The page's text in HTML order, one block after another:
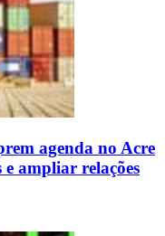
agenda no Acre
ampliar relações